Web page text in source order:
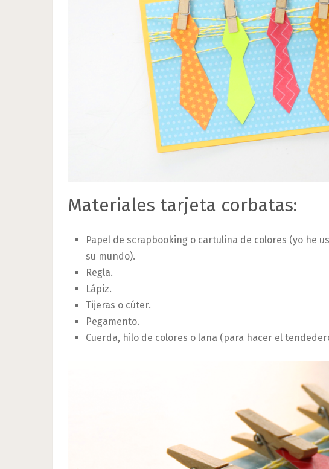
Materiales tarjeta corbatas:
Papel de scrapbooking o cartulina de colores (yo he
su mundo).
Regla.
Lápiz.
Tijeras o cúter.
Pegamento.
Cuerda, hilo de colores o lana (para hacer el